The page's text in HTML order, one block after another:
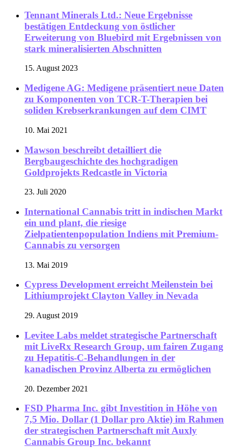
Tennant Minerals Ltd.: Neue Ergebnisse
bestätigen Entdeckung von östlicher
Erweiterung von Bluebird mit Ergebnissen von
stark mineralisierten Abschnitten
15. August 2023
Medigene AG: Medigene präsentiert neue Daten
zu Komponenten von TCR-T-Therapien bei
soliden Krebserkrankungen auf dem CIMT
10. Mai 2021
Mawson beschreibt detailliert die
Bergbaugeschichte des hochgradigen
Goldprojekts Redcastle in Victoria
23. Juli 2020
International Cannabis tritt in indischen Markt
ein und plant, die riesige
Zielpatientenpopulation Indiens mit Premium-
Cannabis zu versorgen
13. Mai 2019
Cypress Development erreicht Meilenstein bei
Lithiumprojekt Clayton Valley in Nevada
29. August 2019
Levitee Labs meldet strategische Partnerschaft
mit LiveRx Research Group, um fairen Zugang
zu Hepatitis-C-Behandlungen in der
kanadischen Provinz Alberta zu ermöglichen
20. Dezember 2021
FSD Pharma Inc. gibt Investition in Höhe von
7,5 Mio. Dollar (1 Dollar pro Aktie) im Rahmen
der strategischen Partnerschaft mit Auxly
Cannabis Group Inc. bekannt